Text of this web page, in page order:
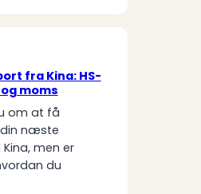
fra Kina: HS-
moms
om at få
næste
men er
du